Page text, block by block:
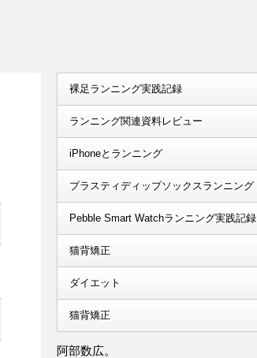
裸足ランニング実践記録
ランニング関連資料レビュー
iPhoneとランニング
プラスティディップソックスランニング
Pebble Smart Watchランニング実践記録
猫背矯正
ダイエット
猫背矯正
阿部数広。